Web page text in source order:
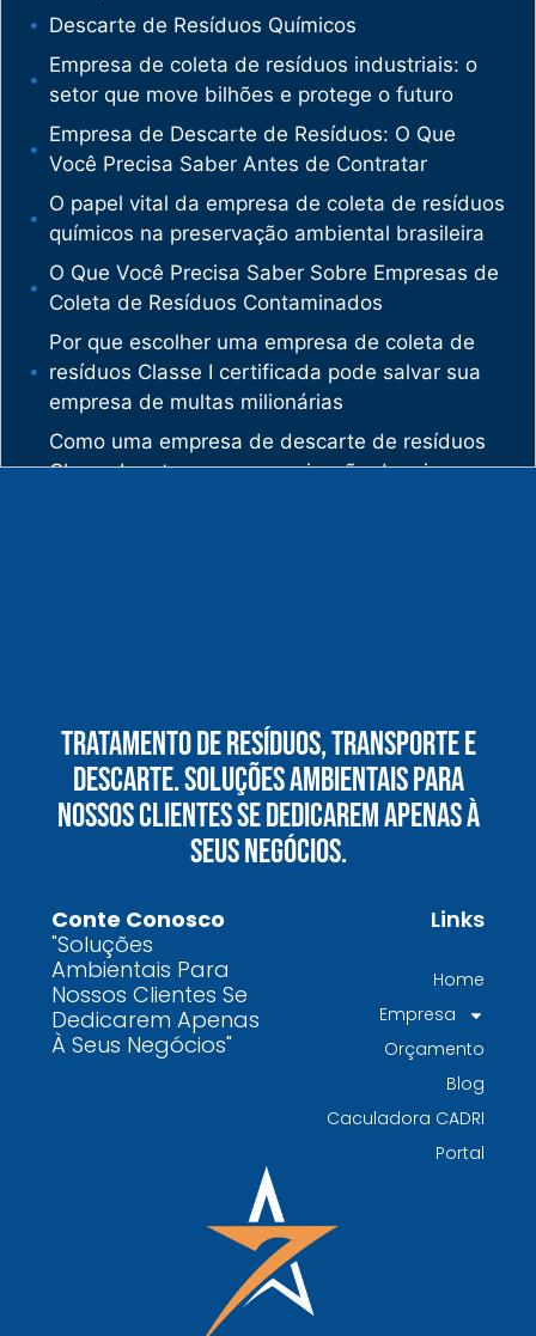
Descarte de Resíduos Químicos
Empresa de coleta de resíduos industriais: o
setor que move bilhões e protege o futuro
Empresa de Descarte de Resíduos: O Que
Você Precisa Saber Antes de Contratar
O papel vital da empresa de coleta de resíduos
químicos na preservação ambiental brasileira
O Que Você Precisa Saber Sobre Empresas de
Coleta de Resíduos Contaminados
Por que escolher uma empresa de coleta de
resíduos Classe I certificada pode salvar sua
empresa de multas milionárias
Como uma empresa de descarte de resíduos
Classe I protege sua organização de crimes
vê oportunidades bilionárias esperando para
serem exploradas.
O que uma empresa de gestão de resíduos
químicos precisa fazer para garantir segurança
e conformidade legal no Brasil
contaminados protege o meio ambiente e
garante conformidade legal no Brasil
Por que contratar uma empresa de gestão de
resíduos classe I é fundamental para sua
indústria
gerenciamento de resíduos especializada é
TODAS AS
POSTAGENS
Tratamento De Resíduos, Transporte E
Descarte. Soluções Ambientais Para
Nossos Clientes Se Dedicarem Apenas À
Seus Negócios.
Conte Conosco
"Soluções
Ambientais Para
Nossos Clientes Se
Dedicarem Apenas
À Seus Negócios"
Links
Home
Empresa
Orçamento
Blog
Caculadora CADRI
Portal